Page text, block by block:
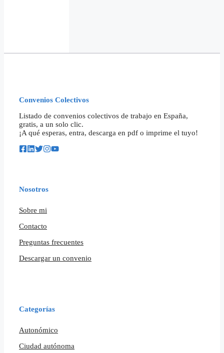
Convenios Colectivos
Listado de convenios colectivos de trabajo en España,
gratis, a un solo clic.
¡A qué esperas, entra, descarga en pdf o imprime el tuyo!
Nosotros
Sobre mi
Contacto
Preguntas frecuentes
Descargar un convenio
Categorías
Autonómico
Ciudad autónoma